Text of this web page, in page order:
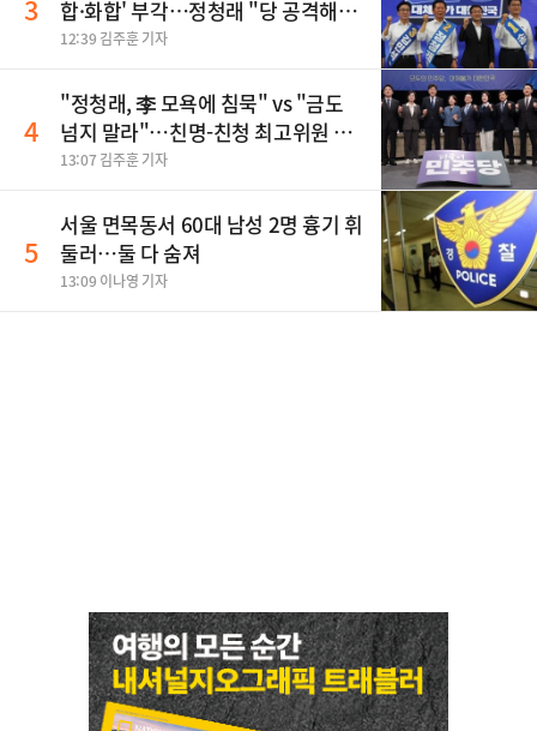
3
합·화합' 부각…정청래 "당 공격해
놓고 뻔뻔해"
12:39 김주훈 기자
4
"정청래, 李 모욕에 침묵" vs "금도
넘지 말라"…친명-친청 최고위원 후
보, 제주서 격돌
13:07 김주훈 기자
5
서울 면목동서 60대 남성 2명 흉기 휘
둘러…둘 다 숨져
13:09 이나영 기자